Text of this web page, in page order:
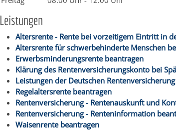
Leistungen
Altersrente - Rente bei vorzeitigem Eintritt in
Altersrente für schwerbehinderte Menschen
Erwerbsminderungsrente beantragen
Klärung des Rentenversicherungskonto bei
Leistungen der Deutschen
Regelaltersrente beantragen
Rentenversicherung - Rentenauskunft und
Rentenversicherung - Renteninformation
Waisenrente beantragen